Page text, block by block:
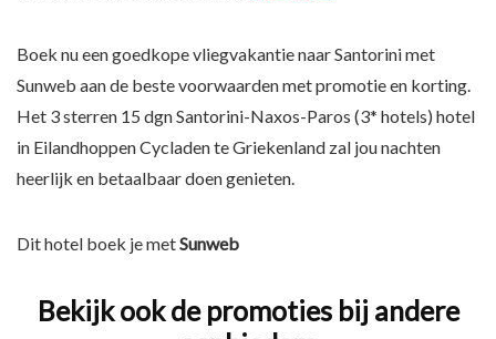
Boek nu een goedkope vliegvakantie naar Santorini met
Sunweb aan de beste voorwaarden met promotie en korting.
Het 3 sterren 15 dgn Santorini-Naxos-Paros (3* hotels) hotel
in Eilandhoppen Cycladen te Griekenland zal jou nachten
heerlijk en betaalbaar doen genieten.
Dit hotel boek je metSunweb
Bekijk ook de promoties bij andere